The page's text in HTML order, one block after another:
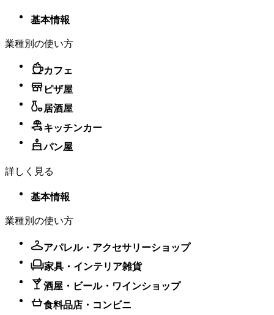
基本情報
業種別の使い方
カフェ
ピザ屋
居酒屋
キッチンカー
パン屋
詳しく見る
基本情報
業種別の使い方
アパレル・アクセサリーショップ
家具・インテリア雑貨
酒屋・ビール・ワインショップ
食料品店・コンビニ